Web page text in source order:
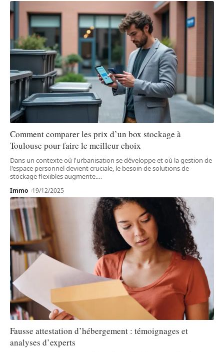
Comment comparer les prix d’un box stockage à
Toulouse pour faire le meilleur choix
Dans un contexte où l'urbanisation se développe et où la gestion de
l'espace personnel devient cruciale, le besoin de solutions de
stockage flexibles augmente.…
Immo 19/12/2025
Fausse attestation d’hébergement : témoignages et
analyses d’experts